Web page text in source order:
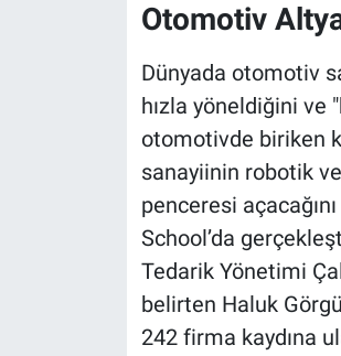
Otomotiv
Dünyada otomotiv
hızla yöneldiğini ve
otomotivde biriken
sanayiinin robotik
penceresi
School’da
Tedarik Yönetimi
belirten Haluk
242 firma kaydına